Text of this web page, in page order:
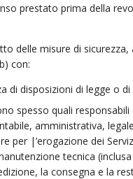
prestato prima della
delle misure di
con:
di disposizioni di legge o
spesso quali
amministrativa,
per |’erogazione dei
tecnica
la consegna e la